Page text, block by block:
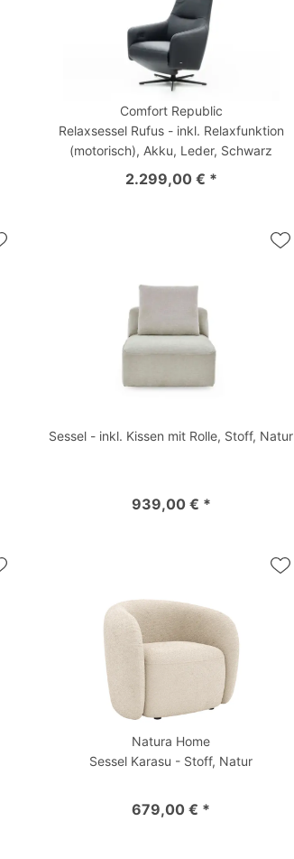
Comfort Republic
Relaxsessel Rufus - inkl. Relaxfunktion
(motorisch), Akku, Leder, Schwarz
2.299,00 € *
Sessel - inkl. Kissen mit Rolle, Stoff, Natur
939,00 € *
Natura Home
Sessel Karasu - Stoff, Natur
679,00 € *